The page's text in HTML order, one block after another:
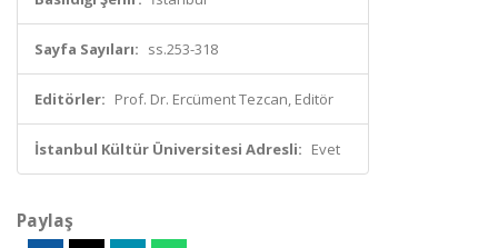
Sayfa Sayıları: ss.253-318
Editörler: Prof. Dr. Ercüment Tezcan, Editör
İstanbul Kültür Üniversitesi Adresli: Evet
Paylaş